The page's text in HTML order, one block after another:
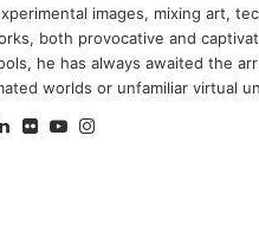
images, mixing art,
both provocative and
he has always awaited the
worlds or unfamiliar virtual
Linkedin
FlickrYouTube